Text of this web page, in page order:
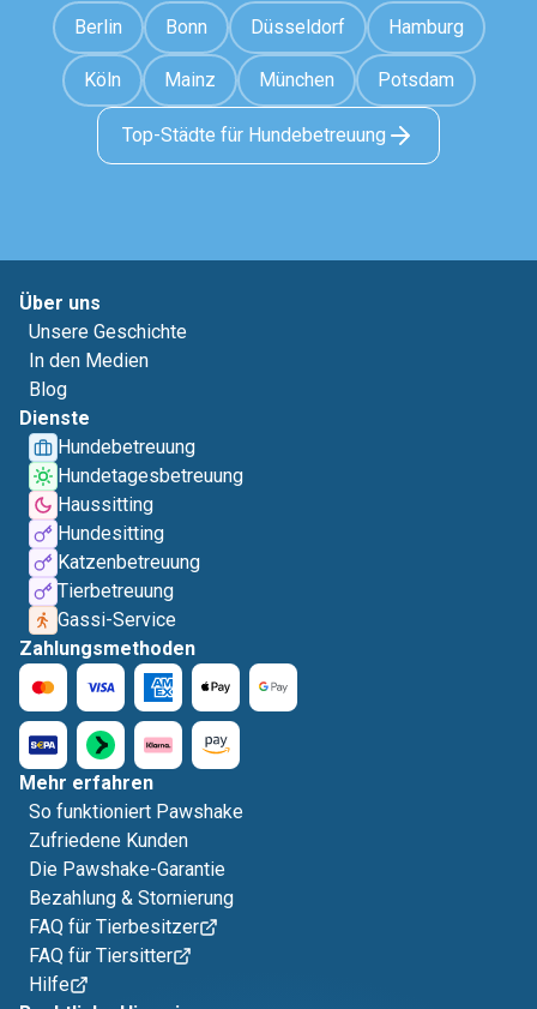
Berlin Bonn Düsseldorf Hamburg
Köln Mainz München Potsdam
Top-Städte für Hundebetreuung
Über uns
Unsere Geschichte
In den Medien
Blog
Dienste
Hundebetreuung
Hundetagesbetreuung
Haussitting
Hundesitting
Katzenbetreuung
Tierbetreuung
Gassi-Service
Zahlungsmethoden
Mehr erfahren
So funktioniert Pawshake
Zufriedene Kunden
Die Pawshake-Garantie
Bezahlung & Stornierung
FAQ für Tierbesitzer
FAQ für Tiersitter
Hilfe